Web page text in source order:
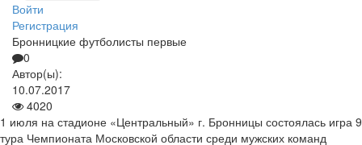
Войти
Регистрация
Бронницкие футболисты первые
0
Автор(ы):
10.07.2017
4020
1 июля на стадионе «Центральный» г. Бронницы состоялась игра 9
тура Чемпионата Московской области среди мужских команд